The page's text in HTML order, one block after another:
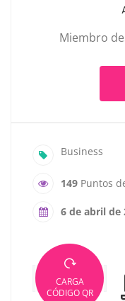
Miembro
Business
149 Puntos
6 de abril de
CARGA
CÓDIGO QR